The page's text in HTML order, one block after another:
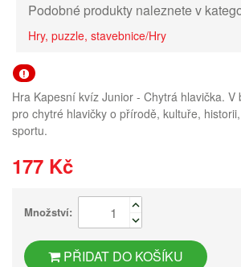
Podobné produkty naleznete v
Hry, puzzle, stavebnice/Hry
Hra Kapesní kvíz Junior - Chytrá hlavička.
pro chytré hlavičky o přírodě, kultuře,
sportu.
177 Kč
Množství:
PŘIDAT DO KOŠÍKU